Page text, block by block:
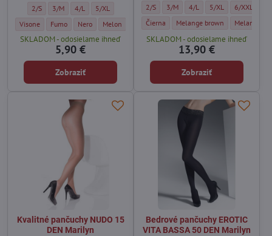
Pančuchy s hodvábnym efektom CIAO 40 DEN Golden Lady - Veľkosť:
2/S Pančuchy s hodvábnym efektom CIAO 40 DEN Golden Lady - Veľkosť:
3/M Pančuchy s hodvábnym efektom CIAO 40 DEN Golden Lady -
4/L Pančuchy s hodvábnym efektom CIAO 40 DEN Golden
5/XL
Pančuchy s hodvábnym efektom CIAO 40 DEN Golden Lady - Farba:
Visone Pančuchy s hodvábnym efektom CIAO 40 DEN Golden Lady - Farba:
Fumo Pančuchy s hodvábnym efektom CIAO 40 DEN Golden Lady -
Nero Pančuchy s hodvábnym efektom CIAO 40 DEN Golden
Melon
SKLADOM - odosielame ihneď
5,90 €
Zobraziť
Dámske bavlnené pančuchy ARCTICA
2/S Dámske bavlnené pančuchy
3/M Dámske bavlnené
4/L Dámske bavlnené
5/XL Dámske
6/XXL
Dámske bavlnené pančuchy ARCTICA
Čierna Dámske bavlnené pančuchy
Melange brown Dámske
Melange
SKLADOM - odosielame ihneď
13,90 €
Zobraziť
Kvalitné pančuchy NUDO 15
DEN Marilyn
Bedrové pančuchy EROTIC
VITA BASSA 50 DEN Marilyn